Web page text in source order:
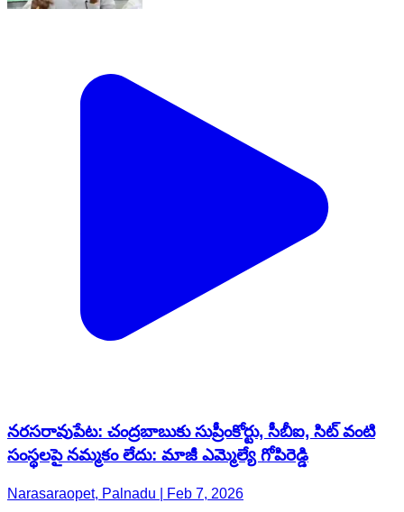
నరసరావుపేట: చంద్రబాబుకు సుప్రీంకోర్టు, సీబీఐ, సిట్ వంటి
సంస్థలపై నమ్మకం లేదు: మాజీ ఎమ్మెల్యే గోపిరెడ్డి
Narasaraopet, Palnadu | Feb 7, 2026